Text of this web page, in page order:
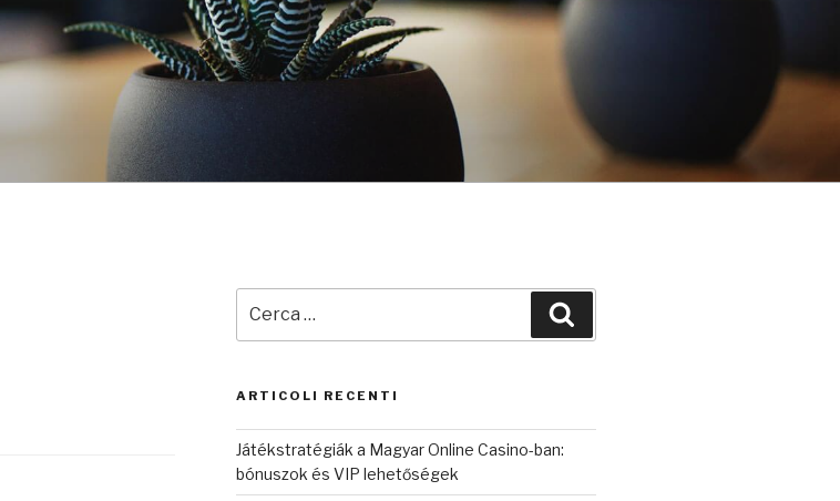
ARTICOLI RECENTI
Játékstratégiák a Magyar Online Casino-ban:
bónuszok és VIP lehetőségek